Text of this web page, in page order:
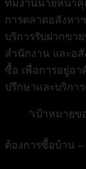
ทีมงานนายหน้า
การตลาดอสังหา
บริการรับฝากขา
สำนักงาน และอ
ซื้อ เพื่อการอยู่อา
ปรึกษาและบริกา
"เป้าหมายข
ต้องการซื้อบ้าน